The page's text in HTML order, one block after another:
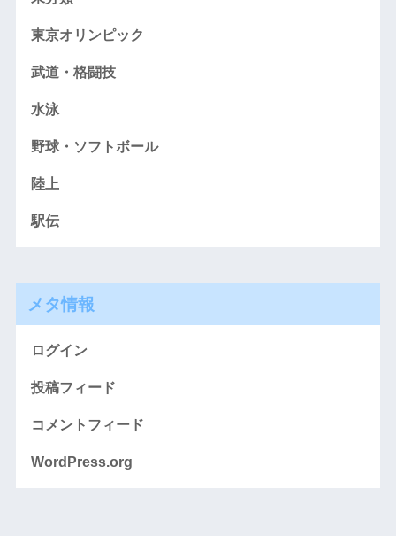
東京オリンピック
武道・格闘技
水泳
野球・ソフトボール
陸上
駅伝
メタ情報
ログイン
投稿フィード
コメントフィード
WordPress.org